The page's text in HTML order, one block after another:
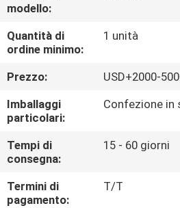
DELLA
FABBRICA
CONTROLLO
DI
QUALITÀ
CONTATTICI
modello:
Quantità di
ordine minimo:
1 unità
Prezzo:
USD+2000-
Imballaggi
particolari:
Confezione in
Tempi di
consegna:
15 - 60 giorni
Termini di
pagamento:
T/T